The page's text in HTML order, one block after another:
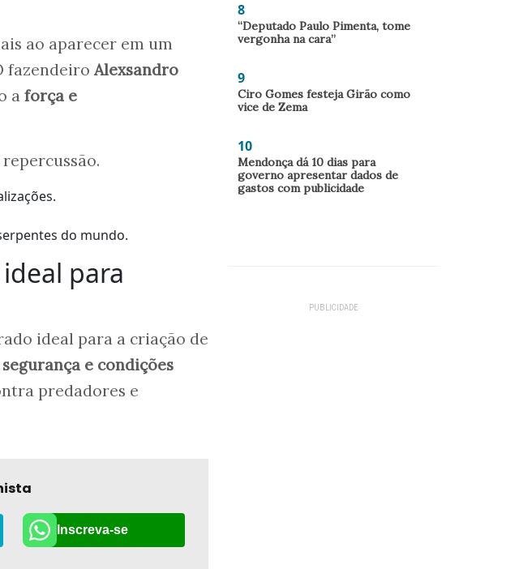
ao aparecer em um
fazendeiro Alexsandro
a força e
do mundo.
para
ideal para a criação de
segurança e condições
predadores e
Inscreva-se
8
“Deputado Paulo Pimenta, tome
vergonha na cara”
9
Ciro Gomes festeja Girão como
vice de Zema
10
Mendonça dá 10 dias para
governo apresentar dados de
gastos com publicidade